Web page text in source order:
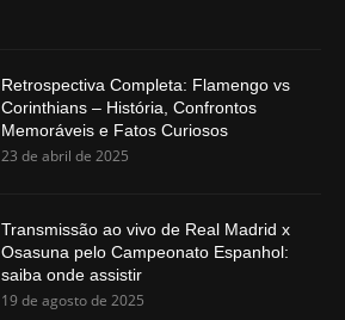
Retrospectiva Completa: Flamengo vs
Corinthians – História, Confrontos
Memoráveis e Fatos Curiosos
23 de abril de 2025
Transmissão ao vivo de Real Madrid x
Osasuna pelo Campeonato Espanhol:
saiba onde assistir
19 de agosto de 2025